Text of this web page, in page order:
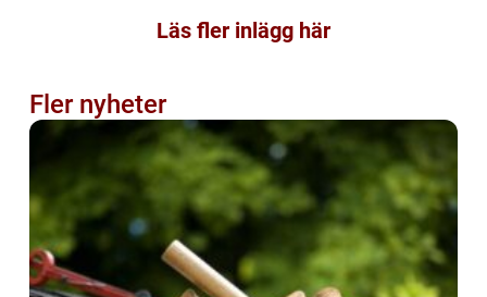
Läs fler inlägg här
Fler nyheter